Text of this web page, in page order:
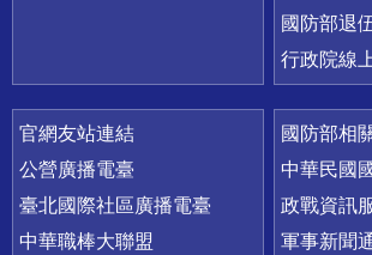
國防部退
行政院線
官網友站連結
公營廣播電臺
臺北國際社區廣播電臺
中華職棒大聯盟
國防部相
中華民國
政戰資訊
軍事新聞